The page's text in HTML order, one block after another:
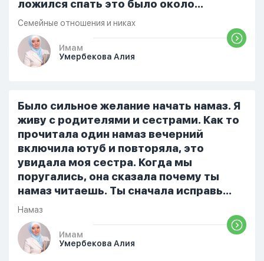
ложился спать это было около
одиннадцати вечера. Но я снова
разбудила его, сказав, что мне плохо.
Он ответил: «Я живу с больными». Мне
стало очень обидно, и я решила
проснулся и спросил, что случилось. И
я рассказала о своих проблемах. Затем
я сказала ему:...
Семейные отношения и никах
Имам
Умербекова Алия
Было сильное желание начать намаз. Я
живу с родителями и сестрами. Как то
прочитала один намаз вечерний
включила ютуб и повторяла, это
увидала моя сестра. Когда мы
поругались, она сказала почему ты
намаз читаешь. Ты сначала исправь
себя. После этого я не вставала на
намаз и не видела жайнамаз. Я просто
уже так не могу читать, смотреть . Дуа
я делаю скрытно если делаю дома. Я
Намаз
Имам
Умербекова Алия